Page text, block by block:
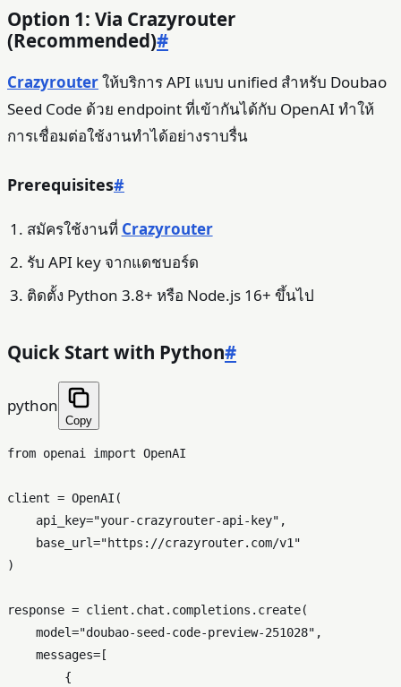
Option 1: Via Crazyrouter
(Recommended)#
Crazyrouterให้บริการ API แบบ unified สำหรับ Doubao
Seed Code ด้วย endpoint ที่เข้ากันได้กับ OpenAI ทำให้
การเชื่อมต่อใช้งานทำได้อย่างราบรื่น
Prerequisites#
สมัครใช้งานที่ Crazyrouter
รับ API key จากแดชบอร์ด
ติดตั้ง Python 3.8+ หรือ Node.js 16+ ขึ้นไป
Quick Start with Python#
python
Copy
from openai import OpenAI
client = OpenAI(
    api_key=
"your-crazyrouter-api-key" ,
    base_url=
"https://crazyrouter.com/v1"
)
response = client.chat.completions.create(
    model=
"doubao-seed-code-preview-251028" ,
    messages=[
        {